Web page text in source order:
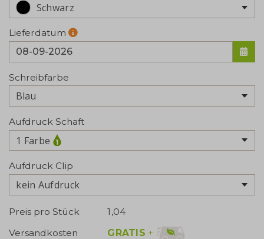
Schwarz
Lieferdatum
Schreibfarbe
Aufdruck Schaft
1 Farbe
Aufdruck Clip
kein Aufdruck
Preis pro Stück
1,04
Versandkosten
GRATIS +